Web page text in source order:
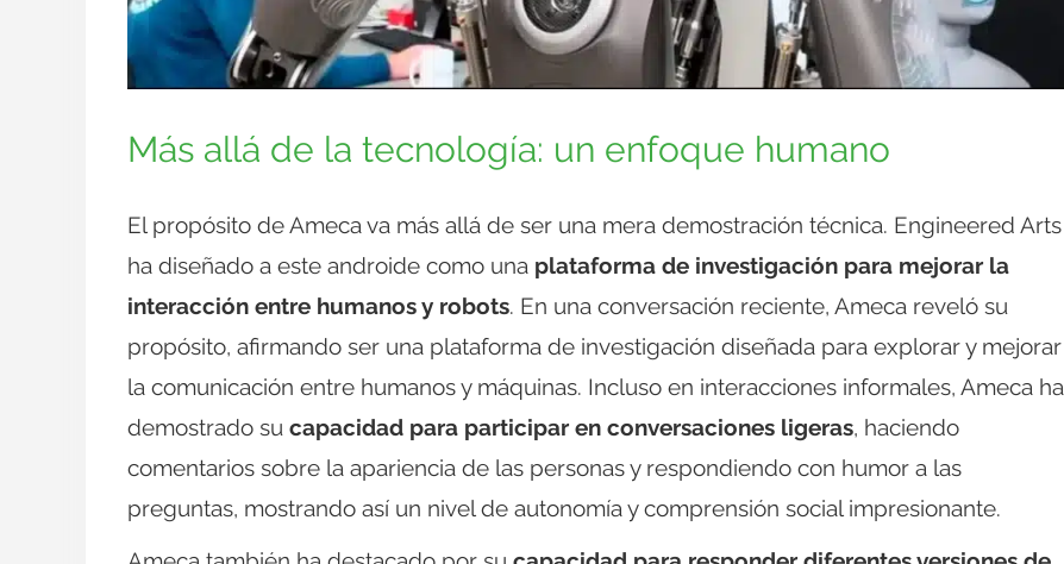
Más allá de la tecnología: un enfoque humano
El propósito de Ameca va más allá de ser una mera demostración técnica. Engineered Arts
ha diseñado a este androide como una plataforma de investigación para mejorar la
interacción entre humanos y robots. En una conversación reciente, Ameca reveló su
propósito, afirmando ser una plataforma de investigación diseñada para explorar y mejorar
la comunicación entre humanos y máquinas. Incluso en interacciones informales, Ameca ha
demostrado su capacidad para participar en conversaciones ligeras, haciendo
comentarios sobre la apariencia de las personas y respondiendo con humor a las
preguntas, mostrando así un nivel de autonomía y comprensión social impresionante.